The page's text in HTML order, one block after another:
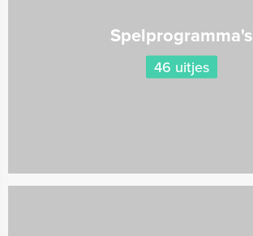
Spelprogramma's
46 uitjes